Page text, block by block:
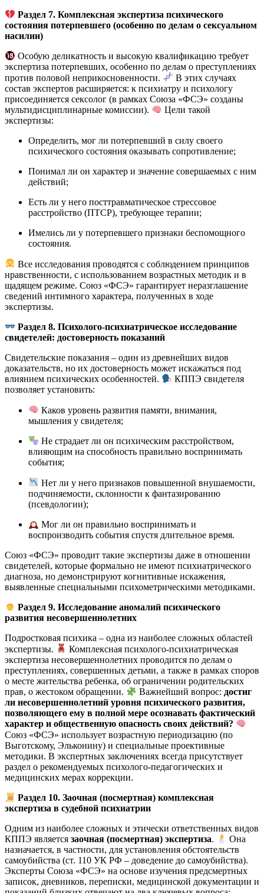
Раздел 7. Комплексная экспертиза психического
состояния потерпевшего (особенно по делам о сексуальном
насилии)
Особую деликатность и высокую квалификацию требует
экспертиза потерпевших, особенно по делам о преступлениях
против половой неприкосновенности.
В этих случаях
состав экспертов расширяется: к психиатру и психологу
присоединяется сексолог (в рамках Союза «ФСЭ» созданы
мультидисциплинарные комиссии).
Цели такой
экспертизы:
Определить, мог ли потерпевший в силу своего
психического состояния оказывать сопротивление;
Понимал ли он характер и значение совершаемых с ним
действий;
Есть ли у него посттравматическое стрессовое
расстройство (ПТСР), требующее терапии;
Имелись ли у потерпевшего признаки беспомощного
состояния.
Все исследования проводятся с соблюдением принципов
нравственности, с использованием возрастных методик и в
щадящем режиме. Союз «ФСЭ» гарантирует неразглашение
сведений интимного характера, полученных в ходе
экспертизы.
Раздел 8. Психолого-психиатрическое исследование
свидетелей: достоверность показаний
Свидетельские показания – один из древнейших видов
доказательств, но их достоверность может искажаться под
влиянием психических особенностей.
КППЭ свидетеля
позволяет установить:
Каков уровень развития памяти, внимания,
мышления у свидетеля;
Не страдает ли он психическим расстройством,
влияющим на способность правильно воспринимать
события;
Нет ли у него признаков повышенной внушаемости,
подчиняемости, склонности к фантазированию
(псевдологии);
Мог ли он правильно воспринимать и
воспроизводить события спустя длительное время.
Союз «ФСЭ» проводит такие экспертизы даже в отношении
свидетелей, которые формально не имеют психиатрического
диагноза, но демонстрируют когнитивные искажения,
выявленные специальными психометрическими методиками.
Раздел 9. Исследование аномалий психического
развития несовершеннолетних
Подростковая психика – одна из наиболее сложных областей
экспертизы.
Комплексная психолого-психиатрическая
экспертиза несовершеннолетних проводится по делам о
преступлениях, совершенных детьми, а также в рамках споров
о месте жительства ребенка, об ограничении родительских
прав, о жестоком обращении.
Важнейший вопрос: достиг
ли несовершеннолетний уровня психического развития,
позволяющего ему в полной мере осознавать фактический
характер и общественную опасность своих действий?
Союз «ФСЭ» использует возрастную периодизацию (по
Выготскому, Эльконину) и специальные проективные
методики. В экспертных заключениях всегда присутствует
раздел о рекомендуемых психолого-педагогических и
медицинских мерах коррекции.
Раздел 10. Заочная (посмертная) комплексная
экспертиза в судебной психиатрии
Одним из наиболее сложных и этически ответственных видов
КППЭ является заочная (посмертная) экспертиза.
Она
назначается, в частности, для установления обстоятельств
самоубийства (ст. 110 УК РФ – доведение до самоубийства).
Эксперты Союза «ФСЭ» на основе изучения предсмертных
записок, дневников, переписки, медицинской документации и